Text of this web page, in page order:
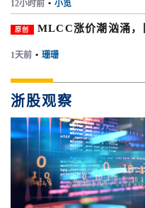
12小时前 • 小览
原创 MLCC涨价潮汹涌，
1天前 • 珊珊
浙股观察